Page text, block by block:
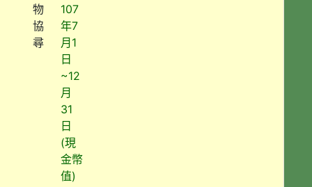
物
協
尋
107
年7
月1
日
~12
月
31
日
(現
金幣
值)